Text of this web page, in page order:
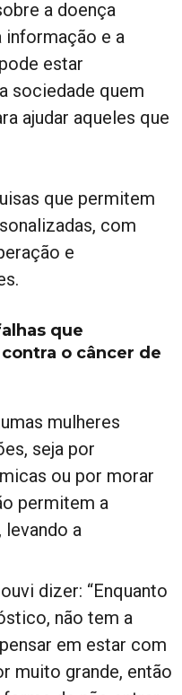
a doença
informação e a
estar
sociedade quem
ajudar aqueles que
que permitem
com
e
que
o câncer de
mulheres
seja por
ou por morar
permitem a
levando a
dizer: “Enquanto
não tem a
em estar com
muito grande, então